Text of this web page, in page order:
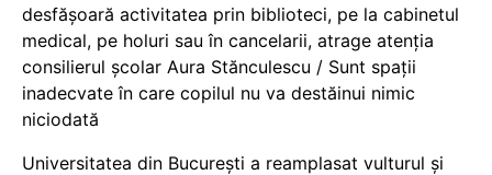
desfășoară activitatea prin biblioteci, pe la cabinetul
medical, pe holuri sau în cancelarii, atrage atenția
consilierul școlar Aura Stănculescu / Sunt spații
inadecvate în care copilul nu va destăinui nimic
niciodată
Universitatea din București a reamplasat vulturul și